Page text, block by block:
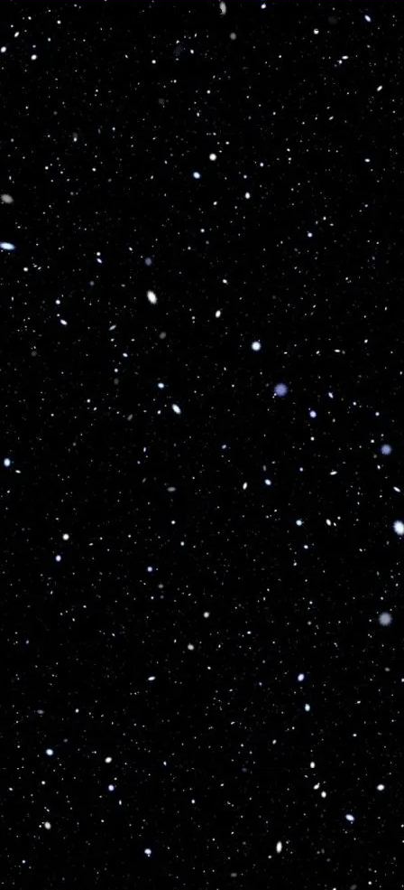
Optimized by Seraphinite Accelerator
Turns on site high speed to be attractive for people and search engines.